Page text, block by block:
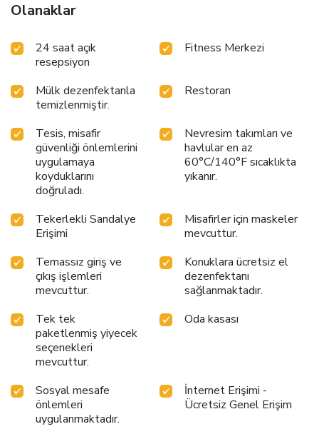
Olanaklar
24 saat açık
resepsiyon
Fitness Merkezi
Mülk dezenfektanla
temizlenmiştir.
Restoran
Tesis, misafir
güvenliği önlemlerini
uygulamaya
koyduklarını
doğruladı.
Nevresim takımları ve
havlular en az
60°C/140°F sıcaklıkta
yıkanır.
Tekerlekli Sandalye
Erişimi
Misafirler için maskeler
mevcuttur.
Temassız giriş ve
çıkış işlemleri
mevcuttur.
Konuklara ücretsiz el
dezenfektanı
sağlanmaktadır.
Tek tek
paketlenmiş yiyecek
seçenekleri
mevcuttur.
Oda kasası
Sosyal mesafe
önlemleri
uygulanmaktadır.
İnternet Erişimi -
Ücretsiz Genel Erişim